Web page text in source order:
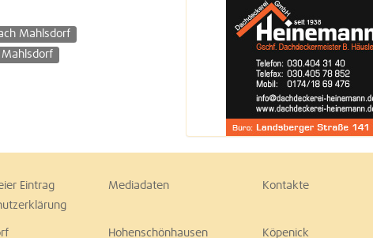
Mahlsdorf
Mahlsdorf
Eintrag Mediadaten
Kontakte
Hohenschönhausen Köpenick